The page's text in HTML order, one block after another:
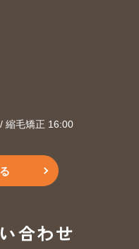
縮毛矯正 16:00
合わせ